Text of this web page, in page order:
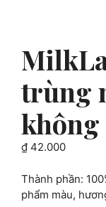
trùng
không
₫42.000
Thành phần:
phẩm màu,